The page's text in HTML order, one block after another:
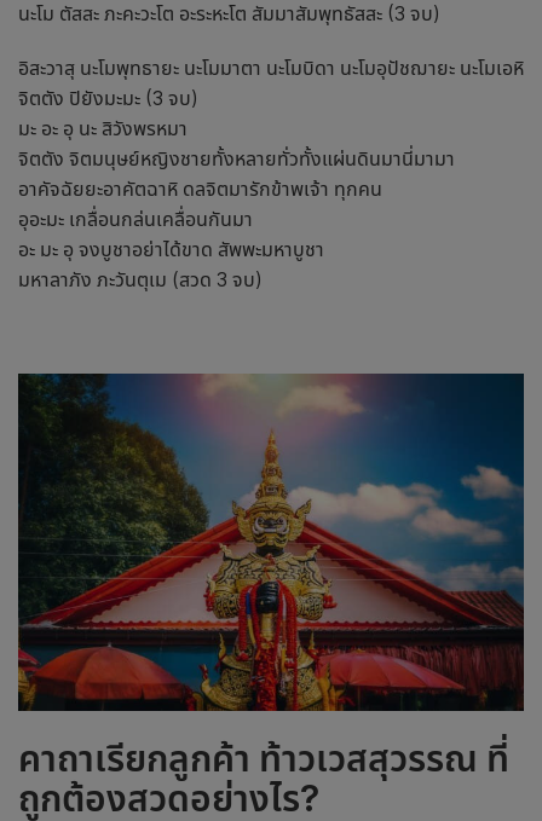
นะโม ตัสสะ ภะคะวะโต อะระหะโต สัมมาสัมพุทธัสสะ (3 จบ)
อิสะวาสุ นะโมพุทธายะ นะโมมาตา นะโมบิดา นะโมอุปัชฌายะ นะโมเอหิ
จิตตัง ปิยังมะมะ (3 จบ)
มะ อะ อุ นะ สิวังพรหมา
จิตตัง จิตมนุษย์หญิงชายทั้งหลายทั่วทั้งแผ่นดินมานี่มามา
อาคัจฉัยยะอาคัตฉาหิ ดลจิตมารักข้าพเจ้า ทุกคน
อุอะมะ เกลื่อนกล่นเคลื่อนกันมา
อะ มะ อุ จงบูชาอย่าได้ขาด สัพพะมหาบูชา
มหาลาภัง ภะวันตุเม (สวด 3 จบ)
คาถาเรียกลูกค้า ท้าวเวสสุวรรณ ที่
ถูกต้องสวดอย่างไร?